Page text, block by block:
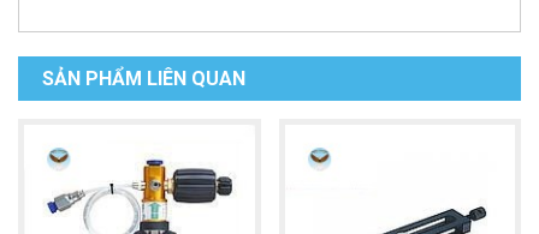
SẢN PHẨM LIÊN QUAN